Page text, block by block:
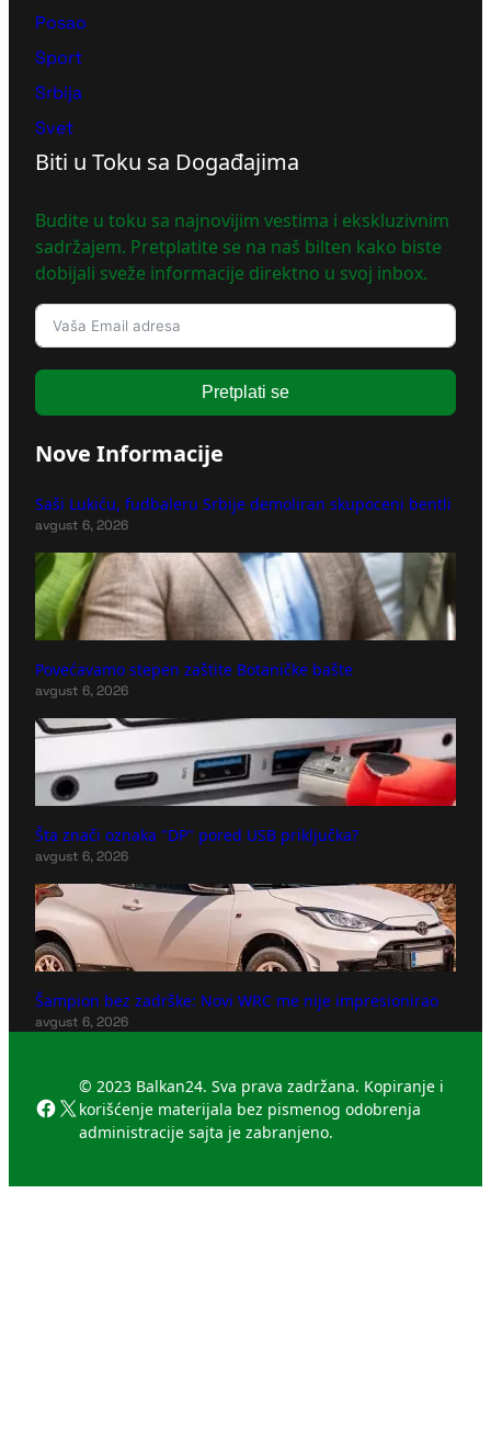
Posao
Sport
Srbija
Svet
Biti u Toku sa Događajima
Budite u toku sa najnovijim vestima i ekskluzivnim
sadržajem. Pretplatite se na naš bilten kako biste
dobijali sveže informacije direktno u svoj inbox.
Pretplati se
Nove Informacije
Saši Lukiću, fudbaleru Srbije demoliran skupoceni bentli
avgust 6, 2026
Povećavamo stepen zaštite Botaničke bašte
avgust 6, 2026
Šta znači oznaka "DP" pored USB priključka?
avgust 6, 2026
Šampion bez zadrške: Novi WRC me nije impresionirao
avgust 6, 2026
Facebook
X
© 2023 Balkan24. Sva prava zadržana. Kopiranje i
korišćenje materijala bez pismenog odobrenja
administracije sajta je zabranjeno.